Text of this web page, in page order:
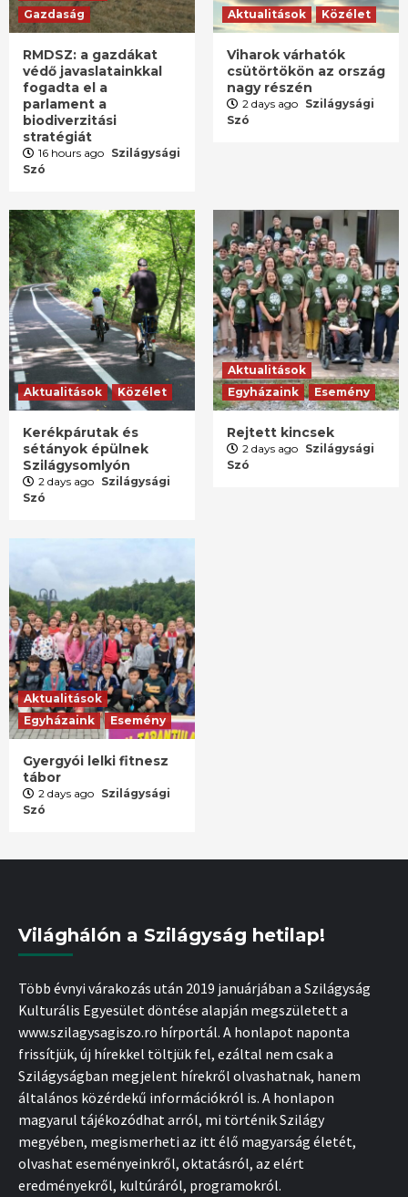
Gazdaság
RMDSZ: a gazdákat
védő javaslatainkkal
fogadta el a
parlament a
biodiverzitási
stratégiát
16 hours ago Szilágysági
Szó
Aktualitások Közélet
Viharok várhatók
csütörtökön az ország
nagy részén
2 days ago Szilágysági
Szó
Aktualitások Közélet
Kerékpárutak és
sétányok épülnek
Szilágysomlyón
2 days ago Szilágysági
Szó
Aktualitások
Egyházaink
Esemény
Rejtett kincsek
2 days ago Szilágysági
Szó
Aktualitások
Egyházaink
Esemény
Gyergyói lelki fitnesz
tábor
2 days ago Szilágysági
Szó
Világhálón a Szilágyság hetilap!
Több évnyi várakozás után 2019 januárjában a Szilágyság
Kulturális Egyesület döntése alapján megszületett a
www.szilagysagiszo.ro hírportál. A honlapot naponta
frissítjük, új hírekkel töltjük fel, ezáltal nem csak a
Szilágyságban megjelent hírekről olvashatnak, hanem
általános közérdekű információkról is. A honlapon
magyarul tájékozódhat arról, mi történik Szilágy
megyében, megismerheti az itt élő magyarság életét,
olvashat eseményeinkről, oktatásról, az elért
eredményekről, kultúráról, programokról.